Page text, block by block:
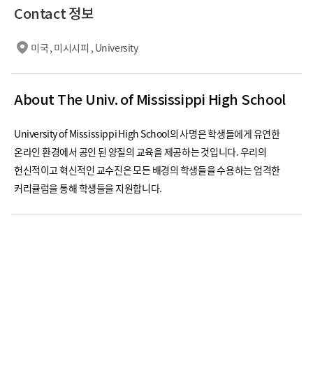
Contact 정보
미국 , 미시시피 , University
About The Univ. of Mississippi High School
University of Mississippi High School의 사명은 학생들에게 유연한
온라인 환경에서 공인 된 양질의 교육을 제공하는 것입니다. 우리의
헌신적이고 혁신적인 교수진은 모든 배경의 학생들을 수용하는 엄격한
커리큘럼을 통해 학생들을 지원합니다.